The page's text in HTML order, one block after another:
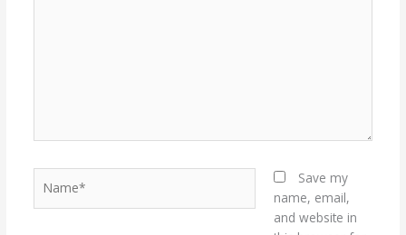
Save my
name, email,
and website in